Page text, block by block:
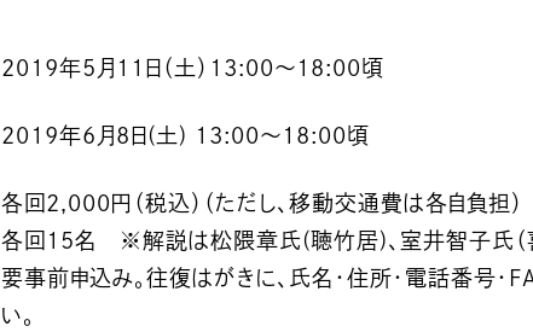
2019年5月11日（土）13:00〜18:00頃
2019年6月8日(土) 13:00〜18:00頃
各回2,000円（税込）（ただし、移動交通費は各自負担）
各回15名 ※解説は松隈章氏(聴竹居)、室井智子氏（喜
要事前申込み。往復はがきに、氏名・住所・電話番号・
い。